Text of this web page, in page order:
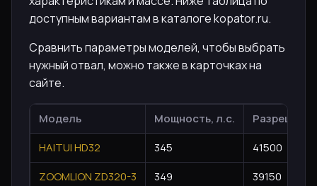
доступным вариантам в каталоге kopator.ru.
Сравнить параметры моделей, чтобы выбрать
нужный отвал, можно также в карточках на
сайте.
Модель Мощность, л.с.
HAITUI HD32
345
41500
ZOOMLION ZD320-3
349 39150